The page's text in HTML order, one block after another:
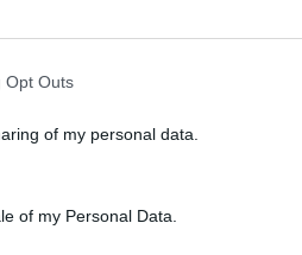
Opt Outs
of my personal data.
of my Personal Data.
της Χρυσής Μπάλας με
Με τα τωρινά
Ρόμπερτ Λεβαντόφσκι
βραβείο να καταλήξει στα